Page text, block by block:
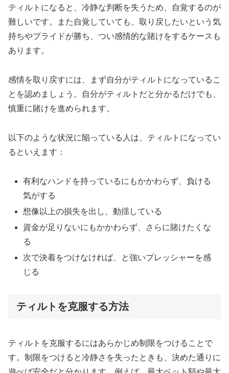
ティルトになると、冷静な判断を失うため、自覚するのが
難しいです。また自覚していても、取り戻したいという気
持ちやプライドが勝ち、つい感情的な賭けをするケースも
あります。
感情を取り戻すには、まず自分がティルトになっているこ
とを認めましょう。自分がティルトだと分かるだけでも、
慎重に賭けを進められます。
以下のような状況に陥っている人は、ティルトになってい
るといえます：
有利なハンドを持っているにもかかわらず、負ける
気がする
想像以上の損失を出し、動揺している
資金が足りないにもかかわらず、さらに賭けたくな
る
次で決着をつけなければ、と強いプレッシャーを感
じる
ティルトを克服する方法
ティルトを克服するにはあらかじめ制限をつけることで
す。制限をつけると冷静さを失ったときも、決めた通りに